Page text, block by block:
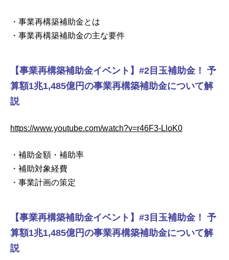
・事業再構築補助金とは
・事業再構築補助金の主な要件
【事業再構築補助金イベント】#2目玉補助金​！ 予
算額1兆1,485億円の事業再構築補助金について解
説
https://www.youtube.com/watch?v=r46F3-LloK0
・補助金額・補助率
・補助対象経費
・事業計画の策定
【事業再構築補助金イベント】#3目玉補助金​！ 予
算額1兆1,485億円の事業再構築補助金について解
説